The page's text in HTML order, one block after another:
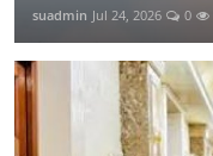
suadmin Jul 24, 2026 0